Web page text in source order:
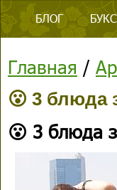
БЛОГ
Главная /
😮 3 блюда
😮 3 блюда